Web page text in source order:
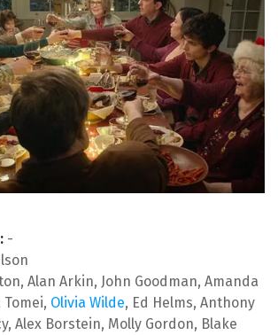
-
Alan Arkin, John Goodman, Amanda
Olivia Wilde, Ed Helms, Anthony
Alex Borstein, Molly Gordon, Blake